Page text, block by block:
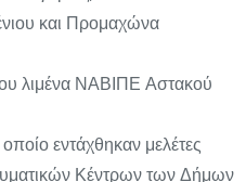
και Προμαχώνα
λιμένα ΝΑΒΙΠΕ Αστακού
εντάχθηκαν μελέτες
Κέντρων των Δήμων